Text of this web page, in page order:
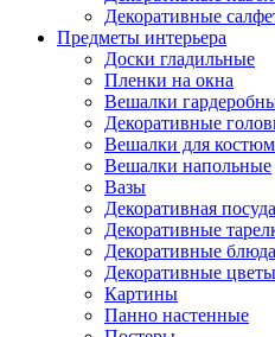
Декоративные
Предметы интерьера
Доски гладильные
Пленки на окна
Вешалки
Декоративные
Вешалки для
Вешалки напольные
Вазы
Декоративная посуда
Декоративные
Декоративные блюда
Декоративные цветы
Картины
Панно настенные